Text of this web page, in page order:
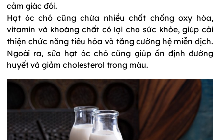
cảm giác đói.
Hạt óc chó cũng chứa nhiều chất chống oxy hóa,
vitamin và khoáng chất có lợi cho sức khỏe, giúp cải
thiện chức năng tiêu hóa và tăng cường hệ miễn dịch.
Ngoài ra, sữa hạt óc chó cũng giúp ổn định đường
huyết và giảm cholesterol trong máu.